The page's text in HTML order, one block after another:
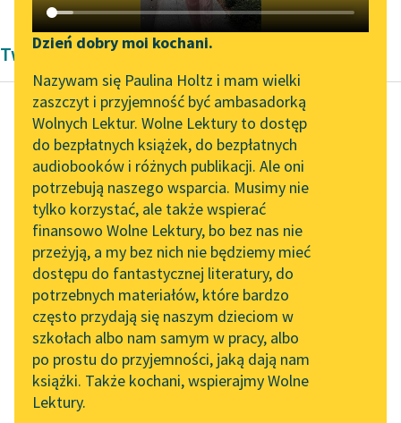
Katalog DAISY
Podkasty o książkach
Zgłoś brak utworu
Aktualności
„Prokurator Alicja Horn”
do słuchania
Byliśmy częścią AI Impact
Lab
Zapraszamy na spotkanie
online z tłumaczkami
literatury skandynawskiej
Spotkanie z Katarzyną
Tunkiel w Oslo
102. lata temu zmarł
Joseph Conrad
Narzędzia
Mapa Wolnych Lektur
Leśmianator
Przewodnik dla piszących i
czytających
API
OAI-PMH
Widget Wolnych Lektur
Przypisy
Dzień dobry moi kochani.
Nazywam się Paulina Holtz i mam wielki
zaszczyt i przyjemność być ambasadorką
Wolnych Lektur. Wolne Lektury to dostęp
do bezpłatnych książek, do bezpłatnych
audiobooków i różnych publikacji. Ale oni
potrzebują naszego wsparcia. Musimy nie
tylko korzystać, ale także wspierać
finansowo Wolne Lektury, bo bez nas nie
przeżyją, a my bez nich nie będziemy mieć
dostępu do fantastycznej literatury, do
potrzebnych materiałów, które bardzo
często przydają się naszym dzieciom w
szkołach albo nam samym w pracy, albo
po prostu do przyjemności, jaką dają nam
książki. Także kochani, wspierajmy Wolne
Lektury.
Twórczość Władysława Bukowińskiego
Władysław Bukowiński
Przy księżycu
Już lazury zapałały
Gwiazd tysiącem,
Tonie świat uśpiony
cały
W mroku mgle,
Srebrny płomień z...
Czytaj więcej